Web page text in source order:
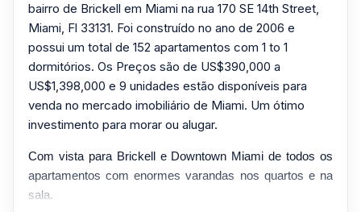
bairro de Brickell em Miami na rua 170 SE 14th Street,
Miami, Fl 33131. Foi construído no ano de 2006 e
possui um total de 152 apartamentos com 1 to 1
dormitórios. Os Preços são de US$390,000 a
US$1,398,000 e 9 unidades estão disponíveis para
venda no mercado imobiliário de Miami. Um ótimo
investimento para morar ou alugar.
Com vista para Brickell e Downtown Miami de todos os
apartamentos com enormes varandas nos quartos e na
sala.